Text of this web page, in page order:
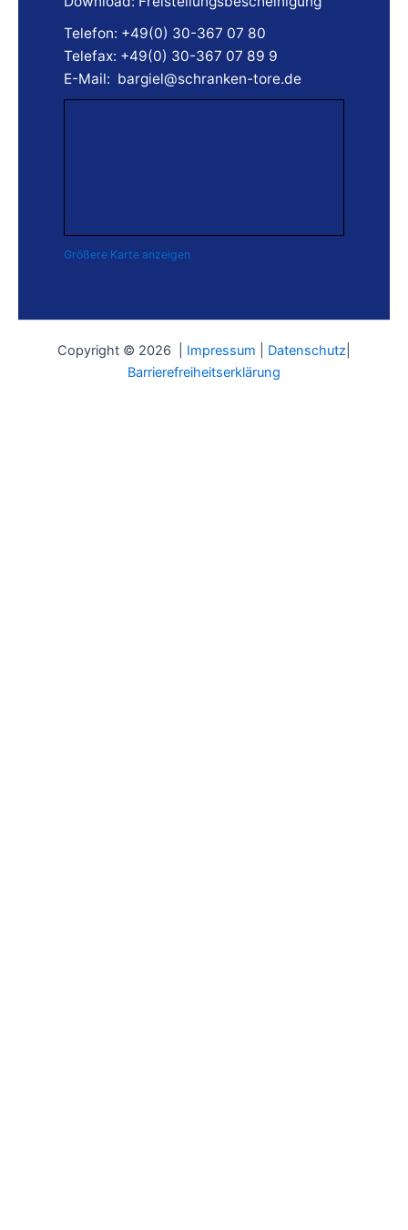
Telefon: +49(0) 30-367 07 80
Telefax: +49(0) 30-367 07 89 9
E-Mail: bargiel@schranken-tore.de
Größere Karte anzeigen
Copyright © 2026 | Impressum Datenschutz
Barrierefreiheitserklärung